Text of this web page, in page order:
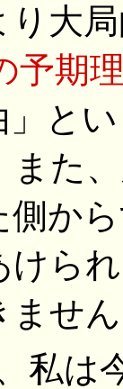
り大
予期
」と
また
側か
けら
ませ
私は